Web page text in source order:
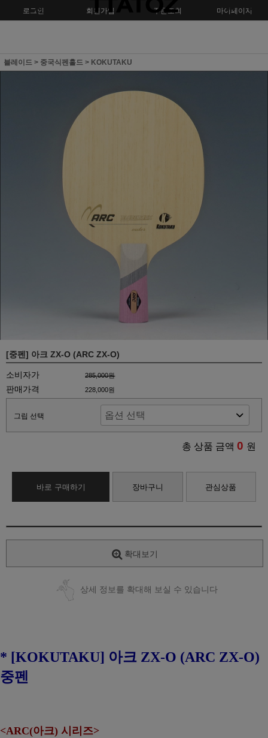
로그인 회원가입 주문조회 마이페이지
블레이드 > 중국식펜홀드 > KOKUTAKU
[중펜] 아크 ZX-O (ARC ZX-O)
소비자가 285,000원
판매가격 228,000원
그립 선택
총 상품 금액 0 원
바로 구매하기 장바구니 관심상품
확대보기
상세 정보를 확대해 보실 수 있습니다
* [KOKUTAKU] 아크 ZX-O (ARC ZX-O)
중펜
<ARC(아크) 시리즈>